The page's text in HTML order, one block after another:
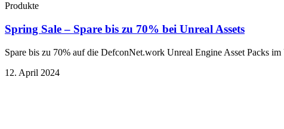
Produkte
Spring Sale – Spare bis zu 70% bei Unreal Assets
Spare bis zu 70% auf die DefconNet.work Unreal Engine Asset Packs
12. April 2024